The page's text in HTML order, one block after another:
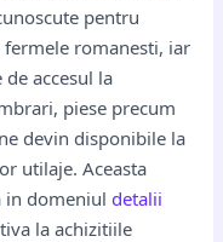
pentru
romanesti, iar
accesul la
piese precum
devin disponibile la
utilaje. Aceasta
in domeniuldetalii
la achizitiile